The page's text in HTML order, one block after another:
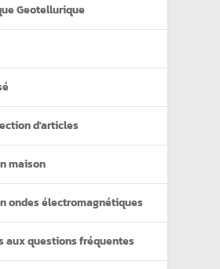
Geotellurique
d'articles
maison
ondes électromagnétiques
aux questions fréquentes